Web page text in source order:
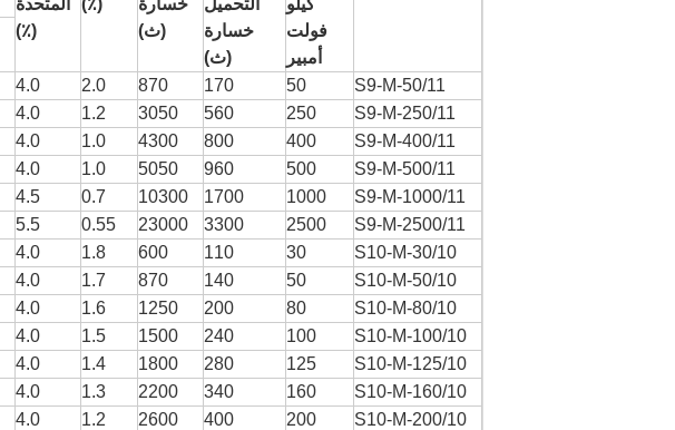
كيلو
فولت
أمبير
التحميل
خسارة
(ث)
خسارة
(ث)
(٪)
المتحدة
(٪)
S9-M-50/11
50
170
870
2.0
4.0
S9-M-250/11
250
560
3050
1.2
4.0
S9-M-400/11
400
800
4300
1.0
4.0
S9-M-500/11
500
960
5050
1.0
4.0
S9-M-1000/11
1000
1700
10300
0.7
4.5
S9-M-2500/11
2500
3300
23000
0.55
5.5
S10-M-30/10
30
110
600
1.8
4.0
S10-M-50/10
50
140
870
1.7
4.0
S10-M-80/10
80
200
1250
1.6
4.0
S10-M-100/10
100
240
1500
1.5
4.0
S10-M-125/10
125
280
1800
1.4
4.0
S10-M-160/10
160
340
2200
1.3
4.0
S10-M-200/10
200
400
2600
1.2
4.0